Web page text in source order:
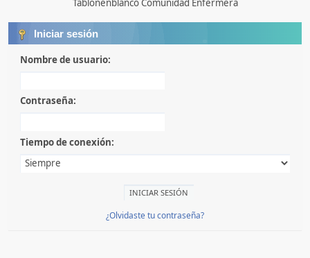
Tablonenblanco Comunidad Enfermera
Iniciar sesión
Nombre de usuario:
Contraseña:
Tiempo de conexión:
¿Olvidaste tu contraseña?